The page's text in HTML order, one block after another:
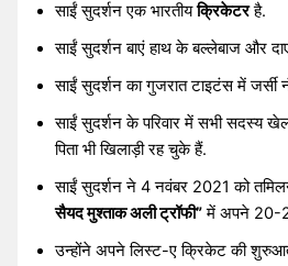
साईं सुदर्शन एक भारतीयक्रिकेटरहै.
साईं सुदर्शन बाएं हाथ के बल्लेबाज और
साईं सुदर्शन का गुजरात टाइटंस में जर्सी
साईं सुदर्शन के परिवार में सभी सदस्य
पिता भी खिलाड़ी रह चुके हैं.
साईं सुदर्शन ने 4 नवंबर 2021 को
सैयद मुश्ताक अली ट्रॉफी”में अपने 20-
उन्होंने अपने लिस्ट-ए क्रिकेट की